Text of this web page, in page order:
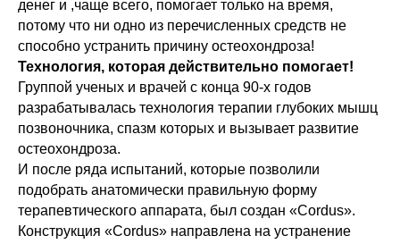
денег и ,чаще всего, помогает только на время,
потому что ни одно из перечисленных средств не
способно устранить причину остеохондроза!
Технология, которая действительно помогает!
Группой ученых и врачей с конца 90-х годов
разрабатывалась технология терапии глубоких мышц
позвоночника, спазм которых и вызывает развитие
остеохондроза.
И после ряда испытаний, которые позволили
подобрать анатомически правильную форму
терапевтического аппарата, был создан «Cordus».
Конструкция «Cordus» направлена на устранение